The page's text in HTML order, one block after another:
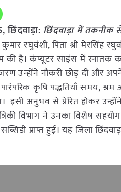
छिंदवाड़ा: छिंदवाड़ा में तकनीक
कुमार रघुवंशी, पिता श्री
की है। कंप्यूटर साइंस में स्नातक
उन्होंने नौकरी छोड़ दी और
कृषि पद्धतियाँ समय, श्रम
अनुभव से प्रेरित होकर
विभाग ने उनका विशेष
प्राप्त हुई। यह जिला